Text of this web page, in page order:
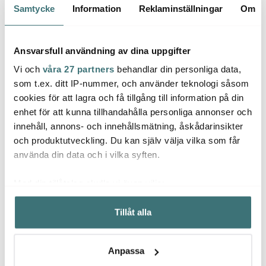
Samtycke Information Reklaminställningar Om
Ansvarsfull användning av dina uppgifter
Vi och våra 27 partners behandlar din personliga data,
som t.ex. ditt IP-nummer, och använder teknologi såsom
cookies för att lagra och få tillgång till information på din
enhet för att kunna tillhandahålla personliga annonser och
innehåll, annons- och innehållsmätning, åskådarinsikter
och produktutveckling. Du kan själv välja vilka som får
använda din data och i vilka syften.
Samla in information om din geografiska plats som
kan ha en noggrannhet på upp till flera meter
Identifiera din enhet genom att aktivt skanna den för
Ta reda på mer om hur dina personliga uppgifter
Tillåt alla
Anpassa
Lyngby Porcelæn
Rhombe Skål 11 cm Vit
Cult Design
Kub Tvåfat 8x15cm